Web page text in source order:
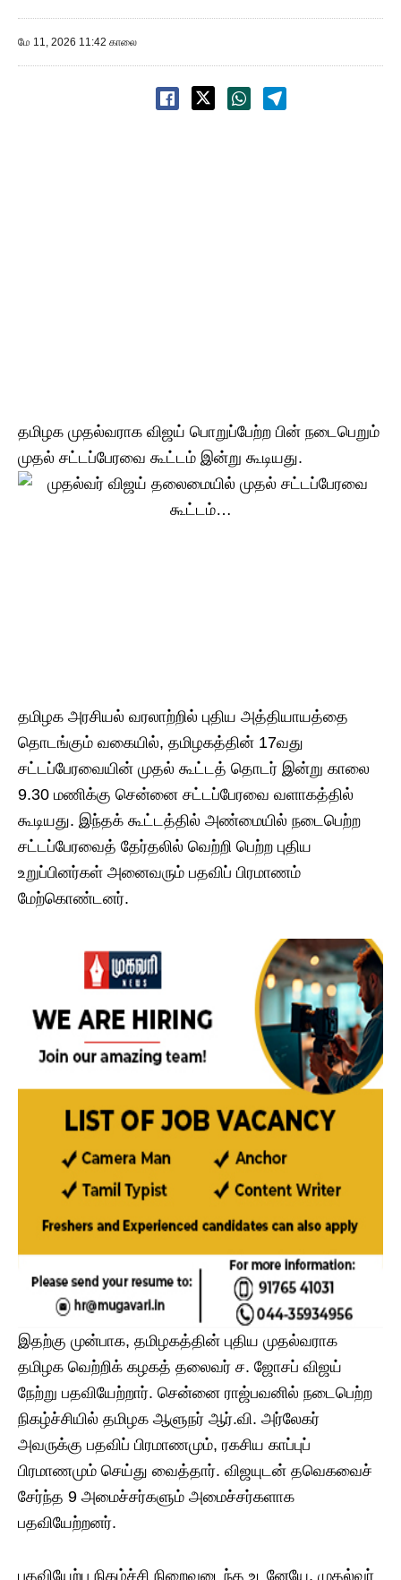
மே 11, 2026 11:42 காலை
தமிழக முதல்வராக விஜய் பொறுப்பேற்ற பின் நடைபெறும்
முதல் சட்டப்பேரவை கூட்டம் இன்று கூடியது.
தமிழக அரசியல் வரலாற்றில் புதிய அத்தியாயத்தை
தொடங்கும் வகையில், தமிழகத்தின் 17வது
சட்டப்பேரவையின் முதல் கூட்டத் தொடர் இன்று காலை
9.30 மணிக்கு சென்னை சட்டப்பேரவை வளாகத்தில்
கூடியது. இந்தக் கூட்டத்தில் அண்மையில் நடைபெற்ற
சட்டப்பேரவைத் தேர்தலில் வெற்றி பெற்ற புதிய
உறுப்பினர்கள் அனைவரும் பதவிப் பிரமாணம்
மேற்கொண்டனர்.
இதற்கு முன்பாக, தமிழகத்தின் புதிய முதல்வராக
தமிழக வெற்றிக் கழகத் தலைவர் ச. ஜோசப் விஜய்
நேற்று பதவியேற்றார். சென்னை ராஜ்பவனில் நடைபெற்ற
நிகழ்ச்சியில் தமிழக ஆளுநர் ஆர்.வி. அர்லேகர்
அவருக்கு பதவிப் பிரமாணமும், ரகசிய காப்புப்
பிரமாணமும் செய்து வைத்தார். விஜயுடன் தவெகவைச்
சேர்ந்த 9 அமைச்சர்களும் அமைச்சர்களாக
பதவியேற்றனர்.
பதவியேற்பு நிகழ்ச்சி நிறைவடைந்த உடனேயே, முதல்வர்